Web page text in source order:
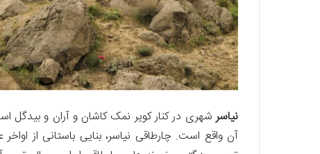
نیاسر
آن واقع است. چارطاقی نیاسر، بنایی باستانی از